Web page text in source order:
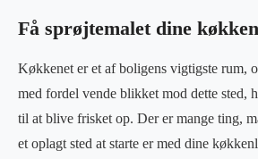
Få sprøjtemalet dine
Køkkenet er et af boligens vigtigste rum,
med fordel vende blikket mod dette sted,
til at blive frisket op. Der er mange ting,
et oplagt sted at starte er med dine